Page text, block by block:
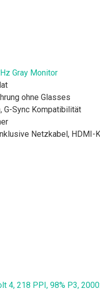
Gray Monitor
ohne Glasses
G-Sync Kompatibilität
Netzkabel,
4, 218 PPI, 98% P3,